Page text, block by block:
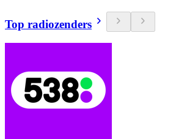
Top radiozenders